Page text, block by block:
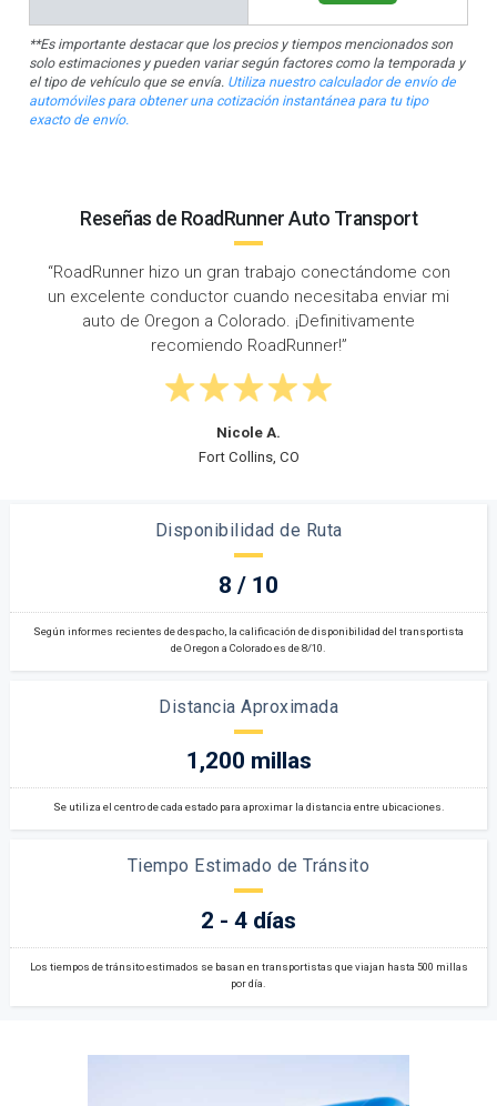
**Es importante destacar que los precios y tiempos mencionados son
solo estimaciones y pueden variar según factores como la temporada y
el tipo de vehículo que se envía. Utiliza nuestro calculador de envío de
automóviles para obtener una cotización instantánea para tu tipo
exacto de envío.
Reseñas de RoadRunner Auto Transport
con
mi
“Tiempo de respuesta súper rápido: llamé un
miércoles y mi auto fue recogido ese
¡Enviado de Oregon a Colorado a tiempo y sin
problemas!”
Eugene, OR
Disponibilidad de Ruta
8 / 10
Según informes recientes de despacho, la calificación de disponibilidad del transportista
de Oregon a Colorado es de 8/10.
Distancia Aproximada
1,200 millas
Se utiliza el centro de cada estado para aproximar la distancia entre ubicaciones.
Tiempo Estimado de Tránsito
2 - 4 días
Los tiempos de tránsito estimados se basan en transportistas que viajan hasta 500 millas
por día.